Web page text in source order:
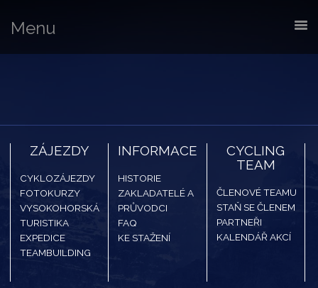
Menu
ZÁJEZDY
CYKLOZÁJEZDY
FOTOKURZY
VYSOKOHORSKÁ
TURISTIKA
EXPEDICE
TEAMBUILDING
INFORMACE
HISTORIE
ZAKLADATELÉ A
PRŮVODCI
FAQ
KE STAŽENÍ
CYCLING
TEAM
ČLENOVÉ TEAMU
STAŇ SE ČLENEM
PARTNEŘI
KALENDÁŘ AKCÍ